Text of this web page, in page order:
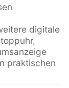
digitale
praktischen